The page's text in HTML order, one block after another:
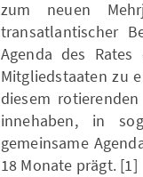
zum neuen
transatlantischer
Agenda des
Mitgliedstaaten zu
diesem
innehaben, in
gemeinsame
18 Monate prägt. [1]